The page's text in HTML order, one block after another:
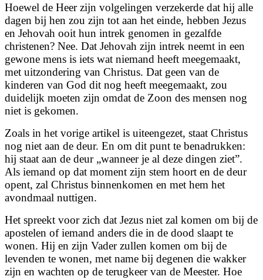
Hoewel de Heer zijn volgelingen verzekerde dat hij alle
dagen bij hen zou zijn tot aan het einde, hebben Jezus
en Jehovah ooit hun intrek genomen in gezalfde
christenen? Nee. Dat Jehovah zijn intrek neemt in een
gewone mens is iets wat niemand heeft meegemaakt,
met uitzondering van Christus. Dat geen van de
kinderen van God dit nog heeft meegemaakt, zou
duidelijk moeten zijn omdat de Zoon des mensen nog
niet is gekomen.
Zoals in het vorige artikel is uiteengezet, staat Christus
nog niet aan de deur. En om dit punt te benadrukken:
hij staat aan de deur „wanneer je al deze dingen ziet”.
Als iemand op dat moment zijn stem hoort en de deur
opent, zal Christus binnenkomen en met hem het
avondmaal nuttigen.
Het spreekt voor zich dat Jezus niet zal komen om bij de
apostelen of iemand anders die in de dood slaapt te
wonen. Hij en zijn Vader zullen komen om bij de
levenden te wonen, met name bij degenen die wakker
zijn en wachten op de terugkeer van de Meester. Hoe